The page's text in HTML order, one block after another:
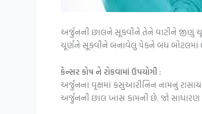
અર્જુનની છાલને સૂકવીને તેને વાટીને જીણું
ચૂર્ણને સૂકવીને બનાવેલું પેકને બંધ બોટલમાં
કેન્સર કોષ ને રોકવામાં ઉપયોગી :
અર્જુનના વૃક્ષમાં કસુઆરીનિન નામનું
અર્જુનની છાલ ખાસ કામની છે. જો